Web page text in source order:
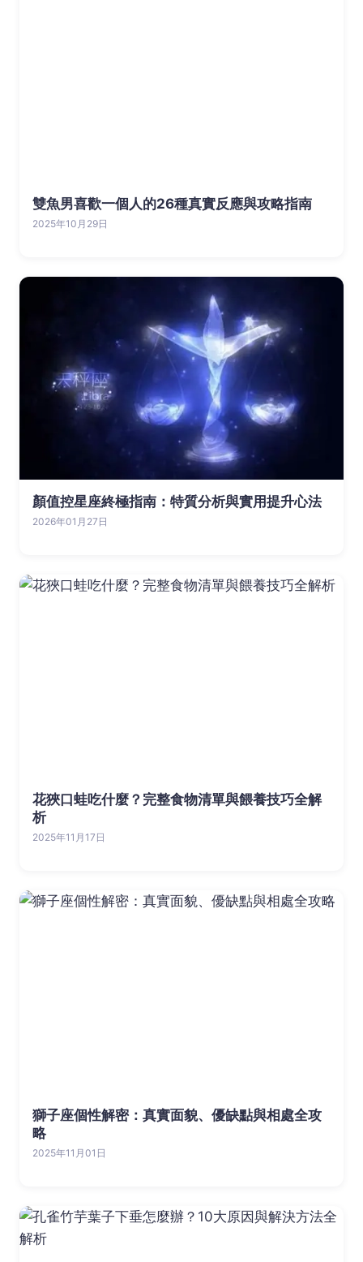
雙魚男喜歡一個人的26種真實反應與攻略指南
2025年10月29日
顏值控星座終極指南：特質分析與實用提升心法
2026年01月27日
花狹口蛙吃什麼？完整食物清單與餵養技巧全解
析
2025年11月17日
獅子座個性解密：真實面貌、優缺點與相處全攻
略
2025年11月01日